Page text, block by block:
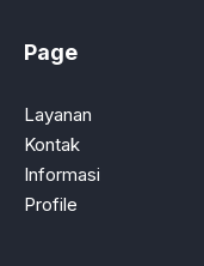
Page
Layanan
Kontak
Informasi
Profile